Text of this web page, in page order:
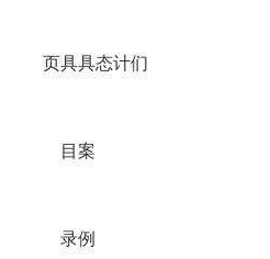
页具
目
录
具
案
例
态计们